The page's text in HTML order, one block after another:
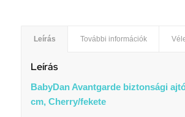
Leírás További információk
Leírás
BabyDan Avantgarde biztonsági
cm, Cherry/fekete